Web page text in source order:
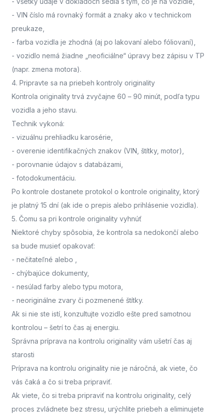
- VIN číslo má rovnaký formát a znaky ako v technickom
preukaze,
- farba vozidla je zhodná (aj po lakovaní alebo fóliovaní),
- vozidlo nemá žiadne „neoficiálne“ úpravy bez zápisu v TP
(napr. zmena motora).
4. Pripravte sa na priebeh kontroly originality
Kontrola originality trvá zvyčajne 60 – 90 minút , podľa typu
vozidla a jeho stavu.
Technik vykoná:
- vizuálnu prehliadku karosérie,
- overenie identifikačných znakov (VIN, štítky, motor),
- porovnanie údajov s databázami,
- fotodokumentáciu.
Po kontrole dostanete protokol o kontrole originality, ktorý
je platný 15 dní (ak ide o prepis alebo prihlásenie vozidla).
5. Čomu sa pri kontrole originality vyhnúť
Niektoré chyby spôsobia, že kontrola sa nedokončí alebo
sa bude musieť opakovať:
- nečitateľné alebo
- chýbajúce dokumenty,
- nesúlad farby alebo typu motora,
- neoriginálne zvary či pozmenené štítky.
Ak si nie ste istí, konzultujte vozidlo ešte pred samotnou
kontrolou – šetrí to čas aj energiu.
Správna príprava na kontrolu originality vám ušetrí čas aj
starosti
Príprava na kontrolu originality nie je náročná, ak viete, čo
vás čaká a čo si treba pripraviť.
Ak viete, čo si treba pripraviť na kontrolu originality, celý
proces zvládnete bez stresu, urýchlite priebeh a eliminujete